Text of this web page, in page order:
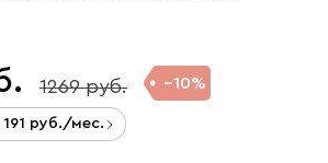
1269 10
191 /мес.